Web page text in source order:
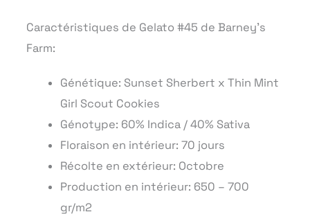
Caractéristiques de Gelato #45 de Barney’s
Farm:
Génétique: Sunset Sherbert x Thin Mint
Girl Scout Cookies
Génotype: 60% Indica / 40% Sativa
Floraison en intérieur: 70 jours
Récolte en extérieur: Octobre
Production en intérieur: 650 – 700
gr/m2